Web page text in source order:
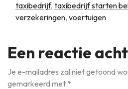
taxibedrijf, taxibedrijf starten
verzekeringen, voertuigen
Een reactie
Je e-mailadres zal niet getoond
gemarkeerd met *